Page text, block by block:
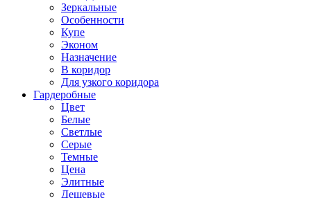
Зеркальные
Особенности
Купе
Эконом
Назначение
В коридор
Для узкого коридора
Гардеробные
Цвет
Белые
Светлые
Серые
Темные
Цена
Элитные
Дешевые